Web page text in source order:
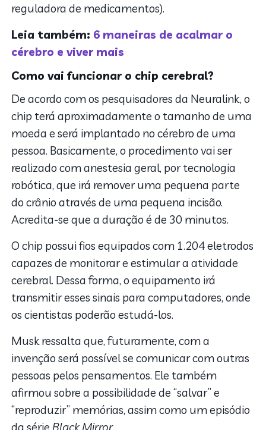
reguladora de medicamentos).
Leia também: 6 maneiras de acalmar o
cérebro e viver mais
Como vai funcionar o chip cerebral?
De acordo com os pesquisadores da Neuralink, o
chip terá aproximadamente o tamanho de uma
moeda e será implantado no cérebro de uma
pessoa. Basicamente, o procedimento vai ser
realizado com anestesia geral, por tecnologia
robótica, que irá remover uma pequena parte
do crânio através de uma pequena incisão.
Acredita-se que a duração é de 30 minutos.
O chip possui fios equipados com 1.204 eletrodos
capazes de monitorar e estimular a atividade
cerebral. Dessa forma, o equipamento irá
transmitir esses sinais para computadores, onde
os cientistas poderão estudá-los.
Musk ressalta que, futuramente, com a
invenção será possível se comunicar com outras
pessoas pelos pensamentos. Ele também
afirmou sobre a possibilidade de “salvar” e
“reproduzir” memórias, assim como um episódio
da série Black Mirror.